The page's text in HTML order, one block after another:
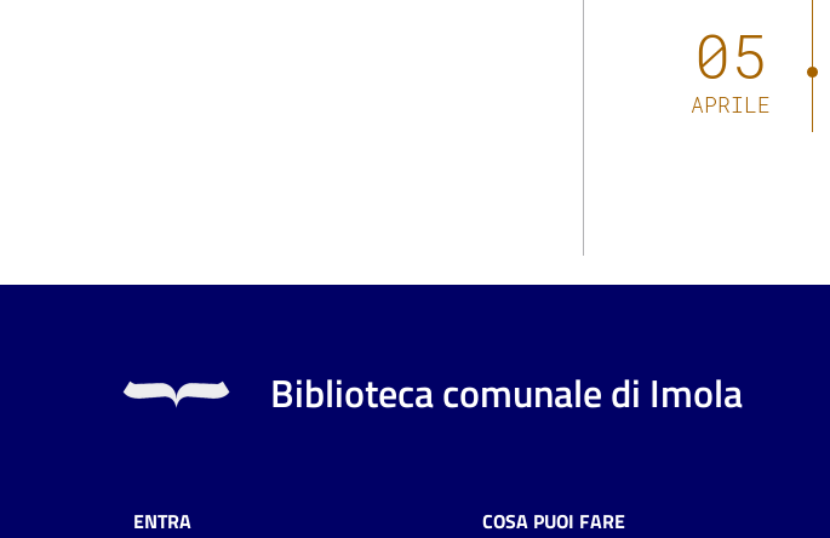
05
APRILE
Biblioteca comunale di Imola
ENTRA COSA PUOI FARE